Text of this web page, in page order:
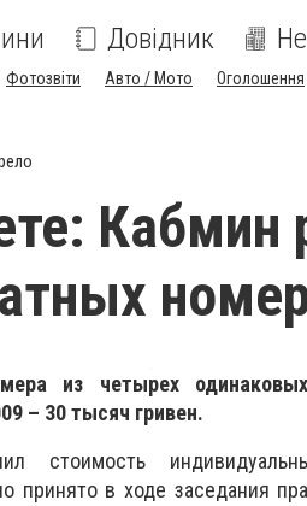
Довідник
Фотозвіти Авто / Мото Оголошення
Кабмин
из четырех
– 30 тысяч гривен.
стоимость
принято в ходе заседания